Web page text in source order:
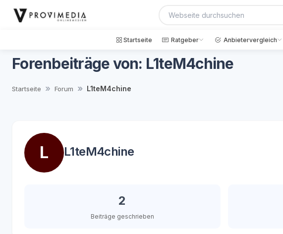
Startseite Ratgeber Anbietervergleich
Forenbeiträge von: L1teM4chine
Startseite Forum L1teM4chine
L L1teM4chine
2
Beiträge geschrieben